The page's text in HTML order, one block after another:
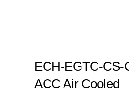
ECH-EGTC-CS-
ACC Air Cooled